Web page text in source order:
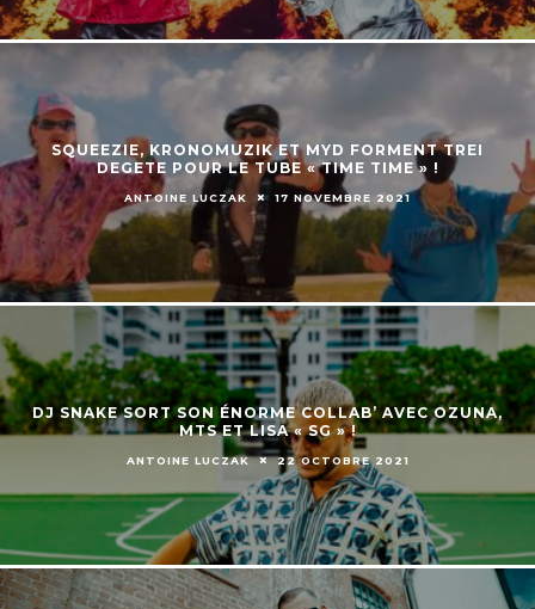
SQUEEZIE, KRONOMUZIK ET MYD FORMENT TREI
DEGETE POUR LE TUBE « TIME TIME » !
ANTOINE LUCZAK 17 NOVEMBRE 2021
DJ SNAKE SORT SON ÉNORME COLLAB’ AVEC OZUNA,
MTS ET LISA « SG » !
ANTOINE LUCZAK 22 OCTOBRE 2021